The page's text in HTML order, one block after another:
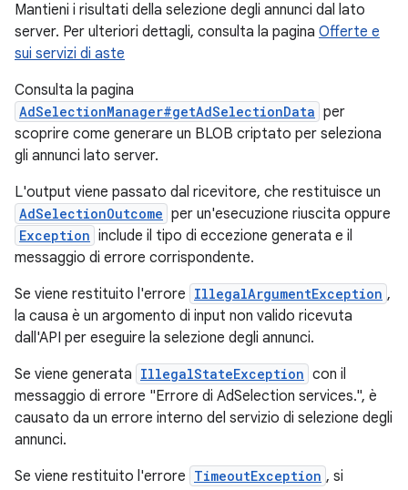
Mantieni i risultati della selezione degli annunci dal lato
server. Per ulteriori dettagli, consulta la pagina Offerte e
sui servizi di aste
Consulta la pagina
AdSelectionManager#getAdSelectionData per
scoprire come generare un BLOB criptato per seleziona
gli annunci lato server.
L'output viene passato dal ricevitore, che restituisce un
AdSelectionOutcome per un'esecuzione riuscita oppure
Exception include il tipo di eccezione generata e il
messaggio di errore corrispondente.
Se viene restituito l'errore IllegalArgumentException ,
la causa è un argomento di input non valido ricevuta
dall'API per eseguire la selezione degli annunci.
Se viene generata IllegalStateException con il
messaggio di errore "Errore di AdSelection services.", è
causato da un errore interno del servizio di selezione degli
annunci.
Se viene restituito l'errore TimeoutException , si